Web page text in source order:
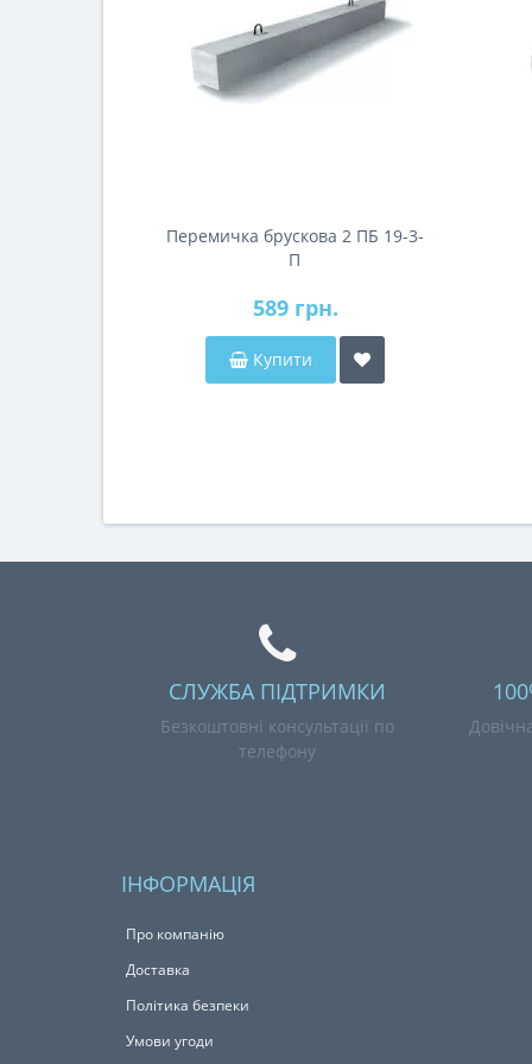
Перемичка брускова 2 ПБ 19-3-
П
589 грн.
Купити
СЛУЖБА ПІДТРИМКИ
Безкоштовні консультації по
телефону
ІНФОРМАЦІЯ
Про компанію
Доставка
Політика безпеки
Умови угоди